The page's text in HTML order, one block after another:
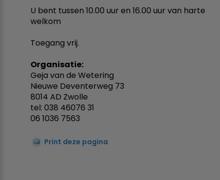
U bent tussen 10.00 uur en 16.00 uur van harte
welkom
Toegang vrij.
Organisatie:
Geja van de Wetering
Nieuwe Deventerweg 73
8014 AD Zwolle
tel: 038 46076 31
06 1036 7563
Print deze pagina